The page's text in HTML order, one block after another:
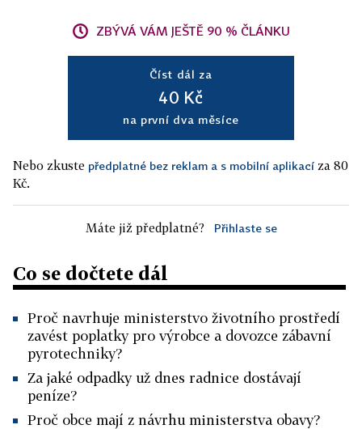
ZBÝVÁ VÁM JEŠTĚ 90 % ČLÁNKU
Číst dál za
40 Kč
na první dva měsíce
Nebo zkuste předplatné bez reklam a s mobilní aplikací za 80
Kč.
Máte již předplatné? Přihlaste se
Co se dočtete dál
Proč navrhuje ministerstvo životního prostředí
zavést poplatky pro výrobce a dovozce zábavní
pyrotechniky?
Za jaké odpadky už dnes radnice dostávají
peníze?
Proč obce mají z návrhu ministerstva obavy?